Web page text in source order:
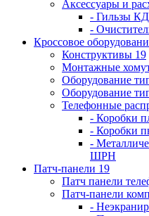
Аксессуары и
- Гильзы
-
Кроссовое
Конструктивы 19
Монтажные
Оборудование
Оборудование
Телефонные
- Коробки
- Коробки
-
ШРН
Патч-панели 19
Патч панели
Патч-панели
-